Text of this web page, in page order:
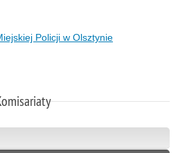
Policji w Olsztynie